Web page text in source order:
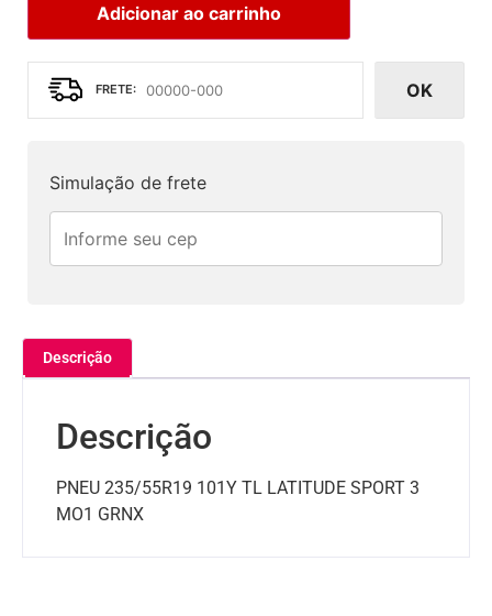
Adicionar ao carrinho
OK
Simulação de frete
Descrição
Descrição
PNEU 235/55R19 101Y TL LATITUDE SPORT 3
MO1 GRNX